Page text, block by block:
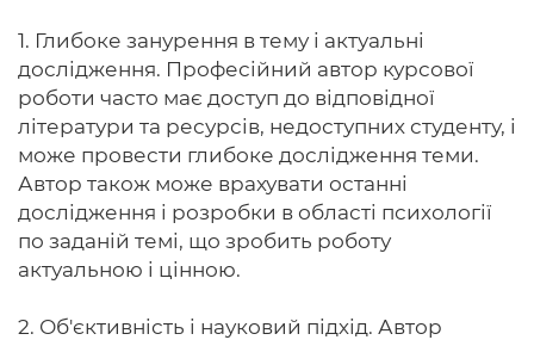
1. Глибоке занурення в тему і актуальні
дослідження. Професійний автор курсової
роботи часто має доступ до відповідної
літератури та ресурсів, недоступних студенту, і
може провести глибоке дослідження теми.
Автор також може врахувати останні
дослідження і розробки в області психології
по заданій темі, що зробить роботу
актуальною і цінною.
2. Об'єктивність і науковий підхід. Автор